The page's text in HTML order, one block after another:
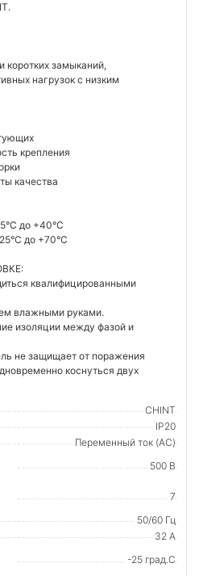
коротких замыканий,
нагрузок с низким
крепления
качества
до +40°C
до +70°C
квалифицированными
влажными руками.
изоляции между фазой и
не защищает от поражения
коснуться двух
CHINT
IP20
Переменный ток (AC)
500 В
7
50/60 Гц
32 А
-25 град.C